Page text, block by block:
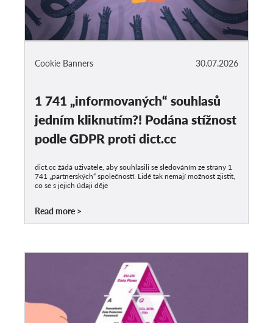
30.07.2026
Cookie Banners
1 741 „informovaných“ souhlasů
jedním kliknutím?! Podána stížnost
podle GDPR proti dict.cc
dict.cc žádá uživatele, aby souhlasili se sledováním ze strany 1
741 „partnerských“ společností. Lidé tak nemají možnost zjistit,
co se s jejich údaji děje
Read more